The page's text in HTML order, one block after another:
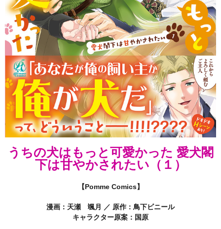
うちの犬はもっと可愛かった 愛犬閣
下は甘やかされたい（１）
【Pomme Comics】
漫画： 天瀬 颯月 ／ 原作： 鳥下ビニール
キャラクター原案： 国原